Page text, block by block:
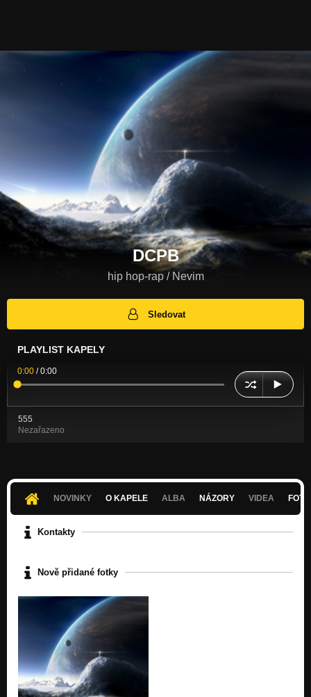
DCPB
hip hop-rap / Nevim
Sledovat
PLAYLIST KAPELY
0:00 /0:00
555
Nezařazeno
NOVINKY O KAPELE ALBA NÁZORY VIDEA
Kontakty
Nově přidané fotky